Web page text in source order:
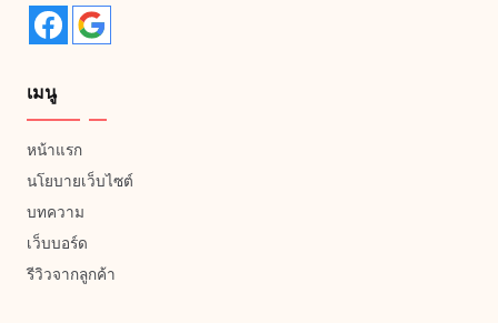
เมนู
หน้าแรก
นโยบายเว็บไซต์
บทความ
เว็บบอร์ด
รีวิวจากลูกค้า